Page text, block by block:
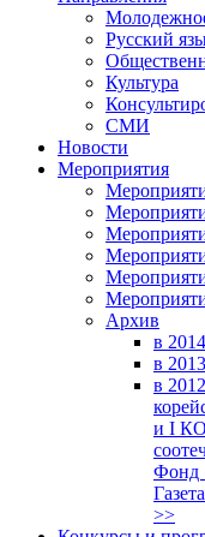
Русский
Культура
СМИ
Новости
Мероприятия
Архив
в
в
в
и I
Фонд
>>